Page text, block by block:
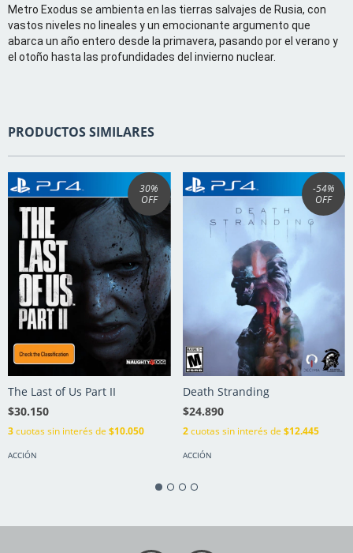
Metro Exodus se ambienta en las tierras salvajes de Rusia, con
vastos niveles no lineales y un emocionante argumento que
abarca un año entero desde la primavera, pasando por el verano y
el otoño hasta las profundidades del invierno nuclear.
PRODUCTOS SIMILARES
30%
OFF
The Last of Us Part II
$30.150
3cuotas sin interés de $10.050
ACCIÓN
-54%
OFF
Death Stranding
$24.890
2cuotas sin interés de $12.445
ACCIÓN